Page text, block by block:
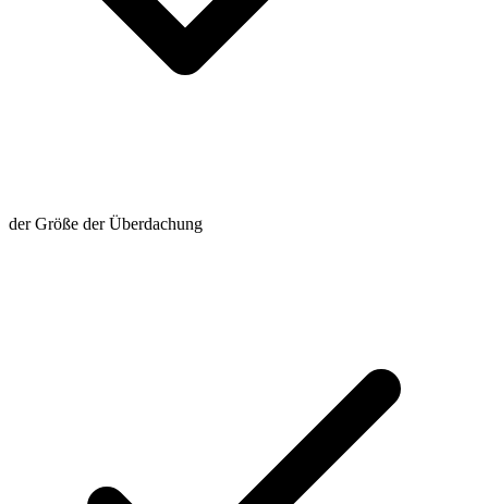
der Größe der Überdachung